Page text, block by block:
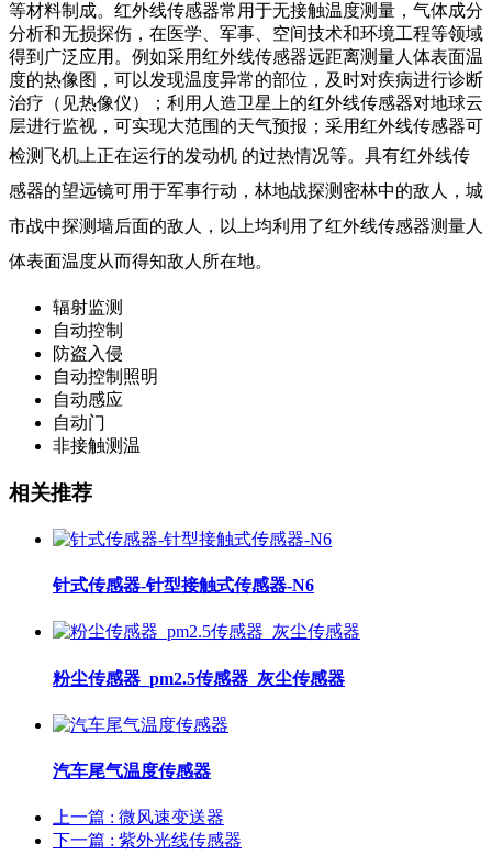
等材料制成。红外线传感器常用于无接触温度测量，气体成分
分析和无损探伤，在医学、军事、空间技术和环境工程等领域
得到广泛应用。例如采用红外线传感器远距离测量人体表面温
度的热像图，可以发现温度异常的部位，及时对疾病进行诊断
治疗（见热像仪）；利用人造卫星上的红外线传感器对地球云
层进行监视，可实现大范围的天气预报；采用红外线传感器可
检测飞机上正在运行的发动机 的过热情况等。 具有红外线传
感器的望远镜可用于军事行动，林地战探测密林中的敌人，城
市战中探测墙后面的敌人，以上均利用了红外线传感器测量人
体表面温度从而得知敌人所在地。
辐射监测
自动控制
防盗入侵
自动控制照明
自动感应
自动门
非接触测温
相关推荐
针式传感器-针型接触式传感器-N6
粉尘传感器_pm2.5传感器_灰尘传感器
汽车尾气温度传感器
上一篇 : 微风速变送器
下一篇 : 紫外光线传感器